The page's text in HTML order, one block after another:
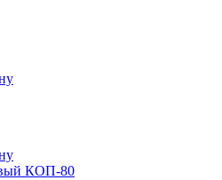
КОП-80